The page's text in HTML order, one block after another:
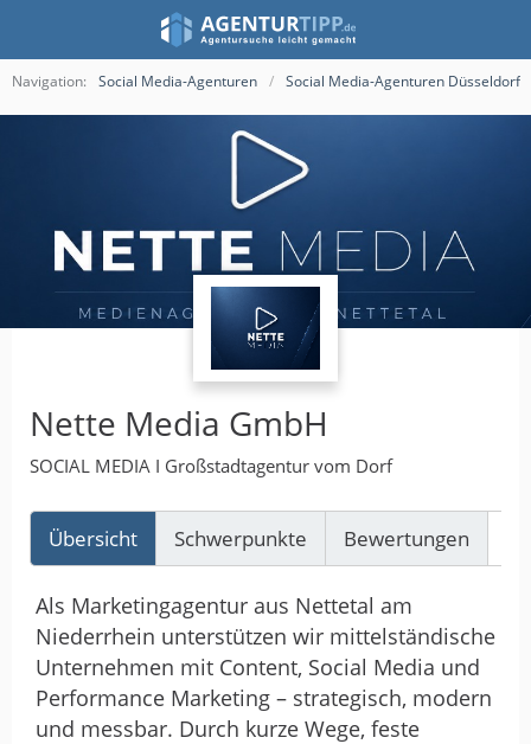
Navigation: Social Media-Agenturen Social Media-Agenturen Düsseldorf
Nette Media GmbH
SOCIAL MEDIA I Großstadtagentur vom Dorf
Übersicht Schwerpunkte Bewertungen
Als Marketingagentur aus Nettetal am
Niederrhein unterstützen wir mittelständische
Unternehmen mit Content, Social Media und
Performance Marketing – strategisch, modern
und messbar. Durch kurze Wege, feste